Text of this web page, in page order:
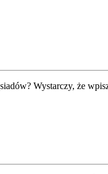
Wystarczy, że